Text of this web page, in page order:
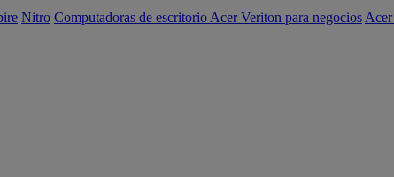
Nitro Computadoras de escritorio Acer Veriton para negocios